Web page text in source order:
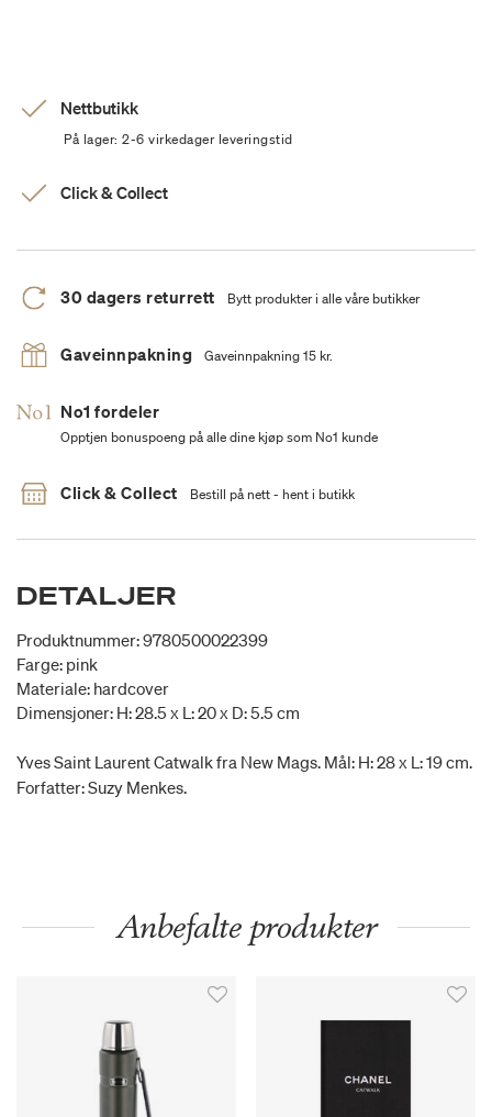
Nettbutikk
På lager: 2-6 virkedager leveringstid
Click & Collect
30 dagers returrett Bytt produkter i alle våre butikker
Gaveinnpakning Gaveinnpakning 15 kr.
No1 fordeler
Opptjen bonuspoeng på alle dine kjøp som No1 kunde
Click & Collect Bestill på nett - hent i butikk
DETALJER
Produktnummer: 9780500022399
Farge: pink
Materiale: hardcover
Dimensjoner: H: 28.5 x L: 20 x D: 5.5 cm
Yves Saint Laurent Catwalk fra New Mags. Mål: H: 28 x L: 19 cm.
Forfatter: Suzy Menkes.
Anbefalte produkter